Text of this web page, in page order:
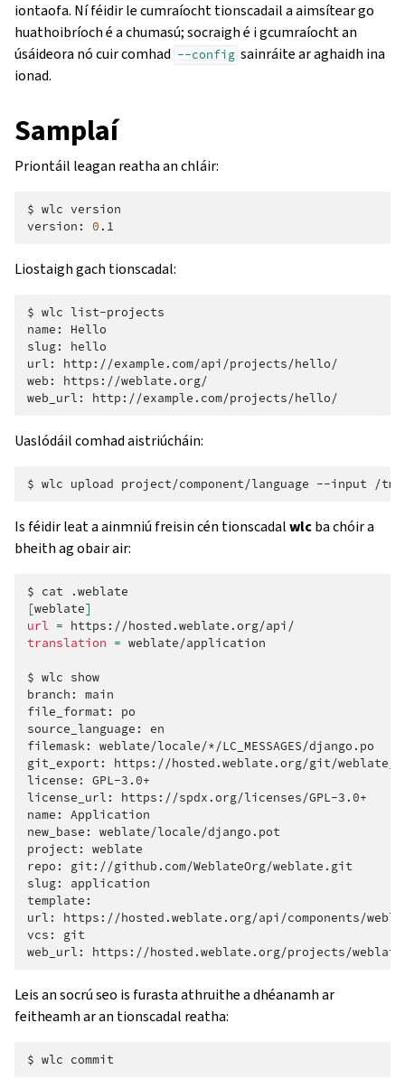
iontaofa. Ní féidir le cumraíocht tionscadail a aimsítear go
huathoibríoch é a chumasú; socraigh é i gcumraíocht an
úsáideora nó cuir comhad --config sainráite ar aghaidh ina
ionad.
Samplaí
Priontáil leagan reatha an chláir:
$ wlc version
version:
0
Liostaigh gach tionscadal:
$ wlc list-projects
name:
Hello
slug:
hello
url:
http://example.com/api/projects/hello/
web:
https://weblate.org/
web_url:
Uaslódáil comhad aistriúcháin:
$ wlc upload project/component/language --input
Is féidir leat a ainmniú freisin cén tionscadalwlcba chóir a
bheith ag obair air:
$ cat
[weblate]
url =
translation = weblate/application
$ wlc show
branch:
main
file_format:
po
source_language:
en
filemask:
weblate/locale/*/LC_MESSAGES/django.po
git_export:
https://hosted.weblate.org/git/weblate/
license:
GPL-3.0+
license_url:
https://spdx.org/licenses/GPL-3.0+
name:
Application
new_base:
weblate/locale/django.pot
project:
weblate
repo:
git://github.com/WeblateOrg/weblate.git
slug:
application
template:
url:
https://hosted.weblate.org/api/components/
vcs:
git
web_url:
Leis an socrú seo is furasta athruithe a dhéanamh ar
feitheamh ar an tionscadal reatha:
$ wlc